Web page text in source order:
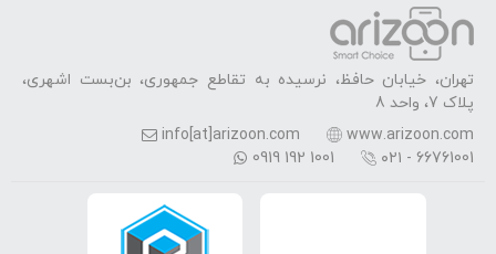
تهران، خیابان حافظ، نرسیده به تقاطع جمهوری، بن‌بست اشهری،
پلاک 7، واحد 8
www.arizoon.com
info[at]arizoon.com
۰۲۱ - 66761001
0919 192 1001